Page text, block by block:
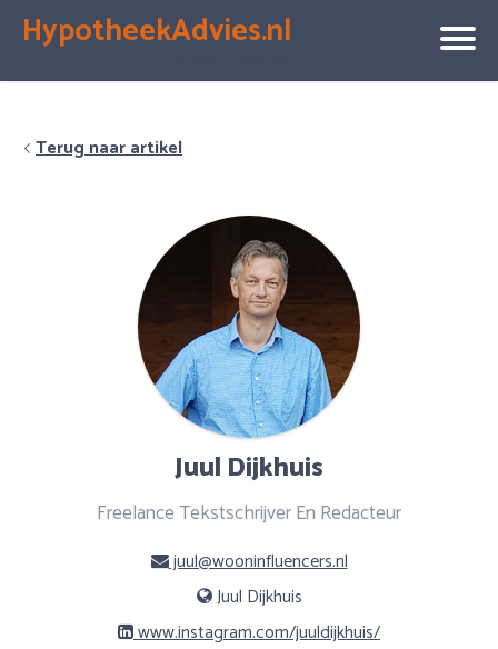
HypotheekAdvies.nl
Terug naar artikel
Juul Dijkhuis
Freelance Tekstschrijver En Redacteur
juul@wooninfluencers.nl
Juul Dijkhuis
www.instagram.com/juuldijkhuis/